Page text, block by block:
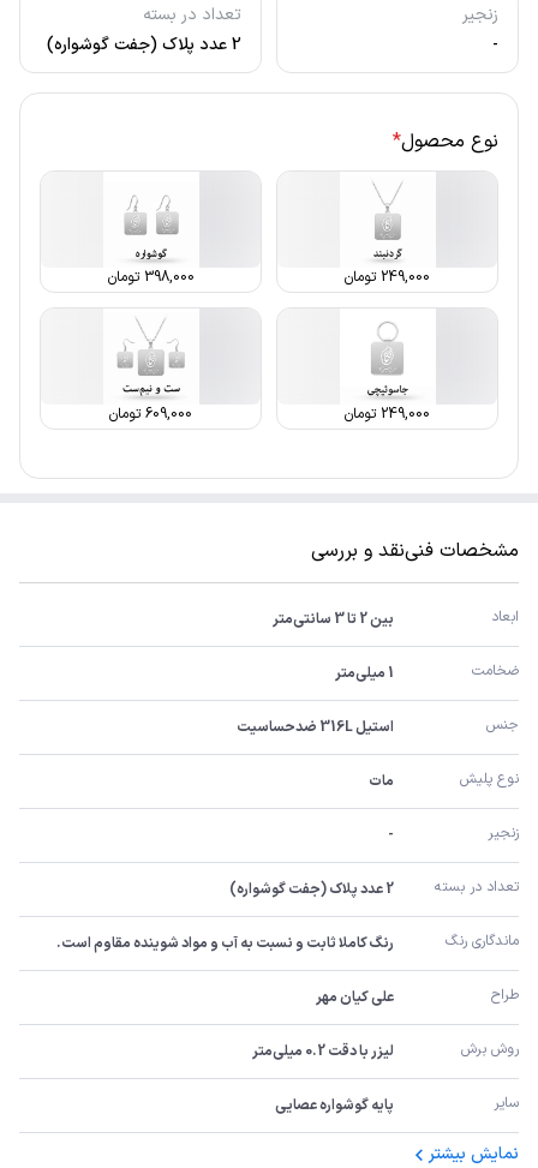
زنجیر
-
تعداد در بسته
2 عدد پلاک (جفت گوشواره)
نوع محصول*
249,000 تومان 398,000 تومان
249,000 تومان 609,000تومان
مشخصات فنینقد و بررسی
ابعاد بین 2 تا 3 سانتی‌متر
ضخامت 1 میلی‌متر
جنس استیل 316L ضدحساسیت
نوع پلیش مات
زنجیر -
تعداد در بسته 2 عدد پلاک (جفت گوشواره)
ماندگاری رنگ رنگ کاملا ثابت و نسبت به آب و مواد شوینده مقاوم است.
طراح علی کیان مهر
روش برش لیزر با دقت 0.2 میلی‌متر
سایر پایه گوشواره عصایی
نمایش بیشتر